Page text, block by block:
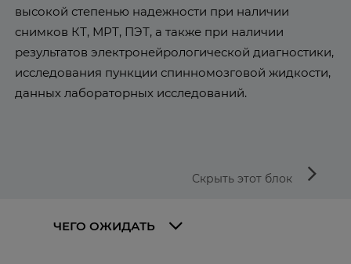
высокой степенью надежности при наличии
снимков КТ, МРТ, ПЭТ, а также при наличии
результатов электронейрологической диагностики,
исследования пункции спинномозговой жидкости,
данных лабораторных исследований.
Скрыть этот блок arrow_forward_ios
ЧЕГО ОЖИДАТЬ